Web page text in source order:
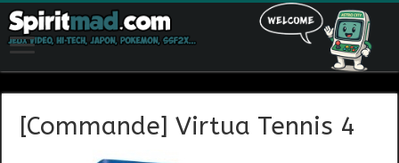
[Commande] Virtua Tennis 4